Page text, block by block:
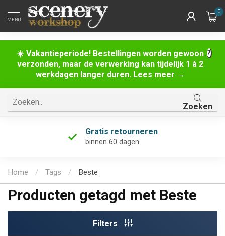
☀️ Vakantieperiode! Bestellingen worden gewoon
verzonden, maar de verwerking kan tijdelijk 1 à 2
werkdagen langer duren. Lees meer →
MENU
0
Zoeken
Gratis retourneren
binnen 60 dagen
Home / Tags / Beste
Producten getagd met Beste
Filters